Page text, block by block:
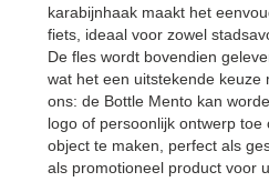
School drinkfles
karabijnhaak maakt het
fiets, ideaal voor zowel
De fles wordt bovendien
wat het een uitstekende keuze
ons: de Bottle Mento kan
logo of persoonlijk ontwerp
object te maken, perfect als
als promotioneel product voor